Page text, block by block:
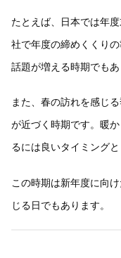
たとえば、日本では年
社で年度の締めくくり
話題が増える時期でもあ
また、春の訪れを感じ
が近づく時期です。暖
るには良いタイミングと
この時期は新年度に向
じる日でもあります。